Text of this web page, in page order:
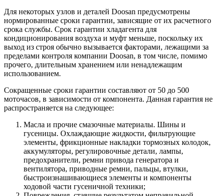
Для некоторых узлов и деталей Doosan предусмотрены
нормированные сроки гарантии, зависящие от их расчетного
срока службы. Срок гарантии хладагента для
кондиционирования воздуха и муфт меньше, поскольку их
выход из строя обычно вызывается факторами, лежащими за
пределами контроля компании Doosan, в том числе, помимо
прочего, длительным хранением или ненадлежащим
использованием.
Сокращенные сроки гарантии составляют от 50 до 500
моточасов, в зависимости от компонента. Данная гарантия не
распространяется на следующее:
Масла и прочие смазочные материалы. Шины и
гусеницы. Охлаждающие жидкости, фильтрующие
элементы, фрикционные накладки тормозных колодок,
аккумуляторы, регулировочные детали, лампы,
предохранители, ремни привода генератора и
вентилятора, приводные ремни, пальцы, втулки,
быстроизнашивающиеся элементы и компоненты
ходовой части гусеничной техники;